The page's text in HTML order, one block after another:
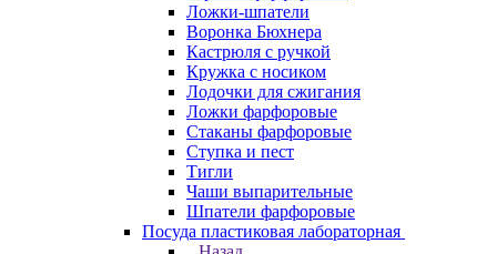
Ложки-шпатели
Воронка Бюхнера
Кастрюля с ручкой
Кружка с носиком
Лодочки для сжигания
Ложки фарфоровые
Стаканы фарфоровые
Ступка и пест
Тигли
Чаши выпарительные
Шпатели фарфоровые
Посуда пластиковая лабораторная